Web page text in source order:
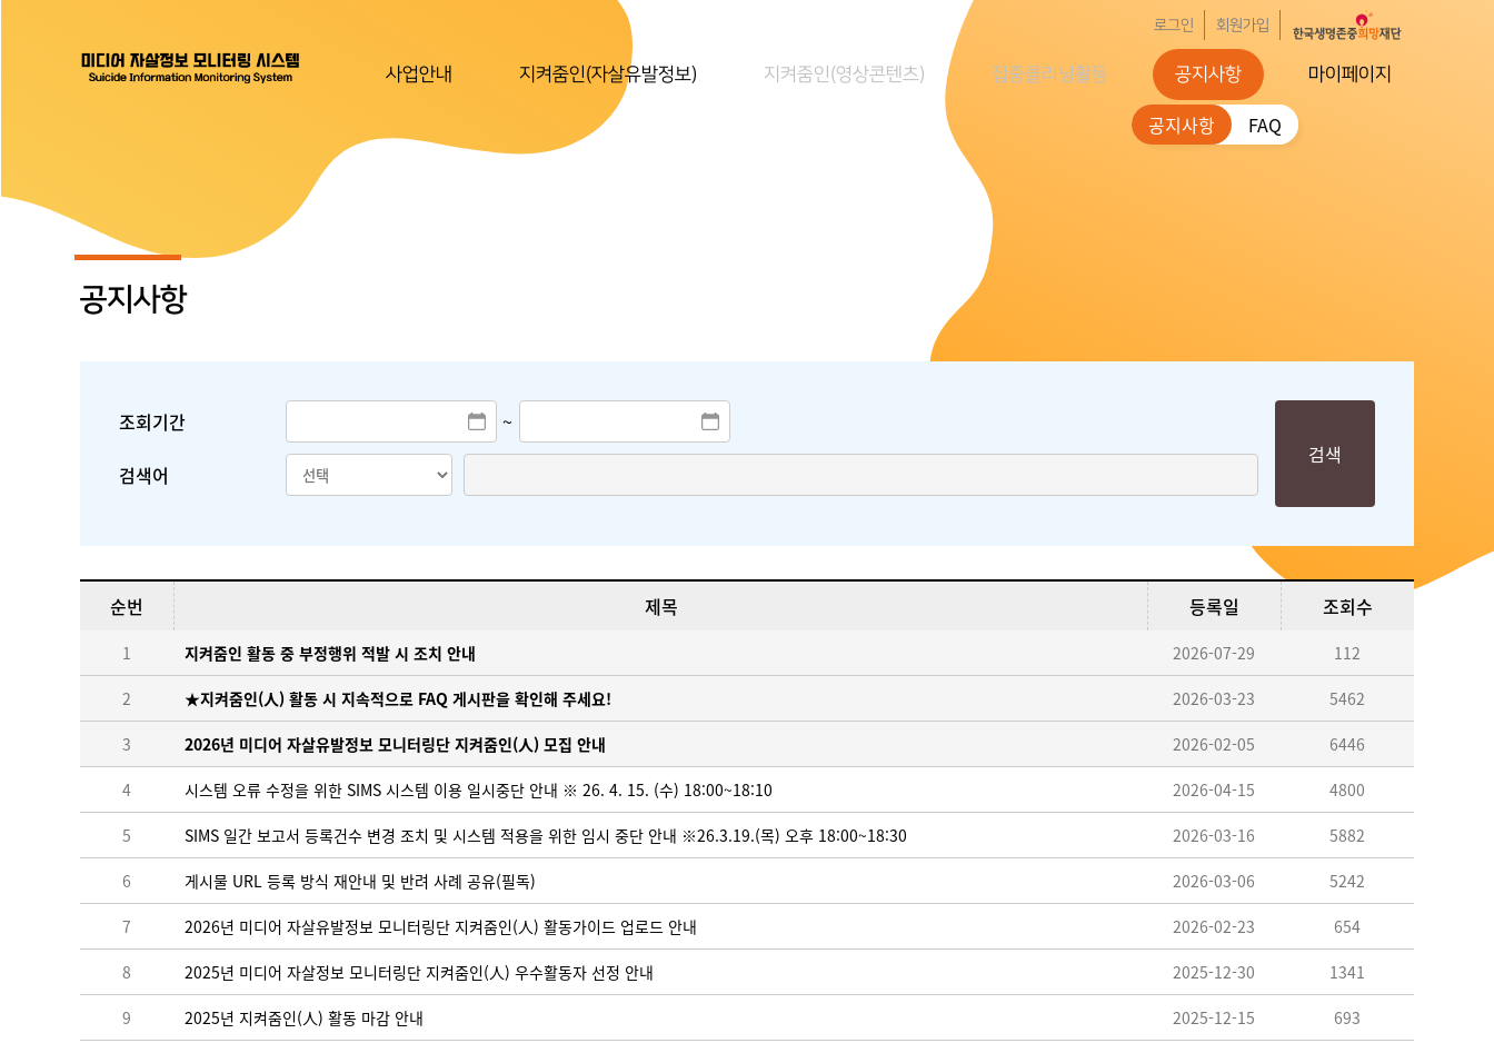
로그인 회원가입
사업안내 지켜줌인(자살유발정보) 지켜줌인(영상콘텐츠) 집중클리닝활동 공지사항
공지사항 FAQ
마이페이지
공지사항
조회기간
~
검색어
검색
순번 제목 등록일 조회수
1 지켜줌인 활동 중 부정행위 적발 시 조치 안내 2026-07-29 112
2 ★지켜줌인(人) 활동 시 지속적으로 FAQ 게시판을 확인해 주세요! 2026-03-23 5462
3 2026년 미디어 자살유발정보 모니터링단 지켜줌인(人) 모집 안내 2026-02-05 6446
4 시스템 오류 수정을 위한 SIMS 시스템 이용 일시중단 안내 ※ 26. 4. 15. (수) 18:00~18:10 2026-04-15 4800
5 SIMS 일간 보고서 등록건수 변경 조치 및 시스템 적용을 위한 임시 중단 안내 ※26.3.19.(목) 오후 18:00~18:30 2026-03-16 5882
6 게시물 URL 등록 방식 재안내 및 반려 사례 공유(필독) 2026-03-06 5242
7 2026년 미디어 자살유발정보 모니터링단 지켜줌인(人) 활동가이드 업로드 안내 2026-02-23 654
8 2025년 미디어 자살정보 모니터링단 지켜줌인(人) 우수활동자 선정 안내 2025-12-30 1341
9 2025년 지켜줌인(人) 활동 마감 안내 2025-12-15 693